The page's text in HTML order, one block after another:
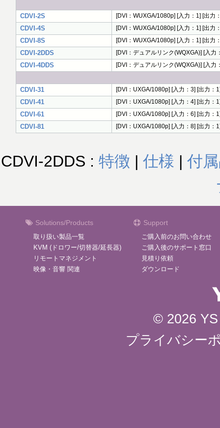
CDVI-2S [DVI：WUXGA/1080p] [入力：1] [出力
CDVI-4S [DVI：WUXGA/1080p] [入力：1] [出力
CDVI-8S [DVI：WUXGA/1080p] [入力：1] [出力
CDVI-2DDS [DVI：デュアルリンク(WQXGA)] [入力
CDVI-4DDS [DVI：デュアルリンク(WQXGA)] [入力
CDVI-31 [DVI：UXGA/1080p] [入力：3] [出力：
CDVI-41 [DVI：UXGA/1080p] [入力：4] [出力：
CDVI-61 [DVI：UXGA/1080p] [入力：6] [出力：
CDVI-81 [DVI：UXGA/1080p] [入力：8] [出力：
CDVI-2DDS : 特徴 | 仕様 | 付
Solutions/Products
取り扱い製品一覧
KVM (ドロワー/切替器/延長器)
リモートマネジメント
映像・音響 関連
Support
ご購入前のお問い合わせ
ご購入後のサポート窓口
見積り依頼
ダウンロード
© 2026
プライバシー